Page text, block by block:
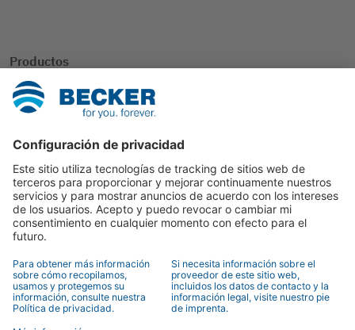
Productos
SmartHome
Persiana
Otras aplicaciones
Contacto
Personas de contacto
Formulario de contacto